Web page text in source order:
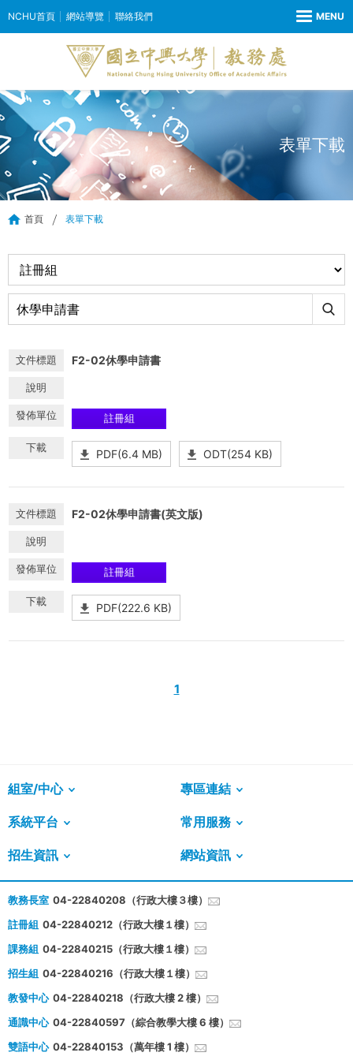
NCHU首頁 網站導覽 聯絡我們
表單下載
首頁 表單下載
F2-02休學申請書
註冊組
PDF(6.4 MB) ODT(254 KB)
F2-02休學申請書(英文版)
註冊組
PDF(222.6 KB)
1
組室/中心 專區連結
系統平台 常用服務
招生資訊 網站資訊
教務長室 04-22840208（行政大樓３樓）
註冊組 04-22840212（行政大樓１樓）
課務組 04-22840215（行政大樓１樓）
招生組 04-22840216（行政大樓１樓）
教發中心 04-22840218（行政大樓 2 樓）
通識中心 04-22840597（綜合教學大樓 6 樓）
雙語中心 04-22840153（萬年樓 1 樓）